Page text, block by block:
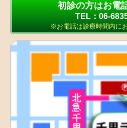
初診の方はお電
TEL：06-
※お電話は診療時間内に